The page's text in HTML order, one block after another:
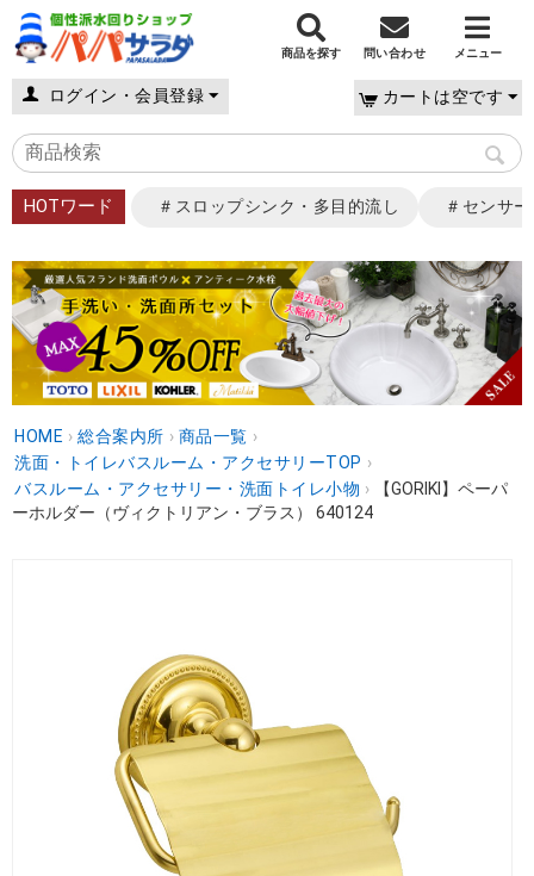
商品を探す 問い合わせ メニュー
ログイン・会員登録 カートは空です
HOTワード ＃スロップシンク・多目的流し ＃センサ
HOME › 総合案内所 › 商品一覧 ›
洗面・トイレバスルーム・アクセサリーTOP ›
バスルーム・アクセサリー・洗面トイレ小物 ›
【GORIKI】ペーパ
ーホルダー（ヴィクトリアン・ブラス） 640124